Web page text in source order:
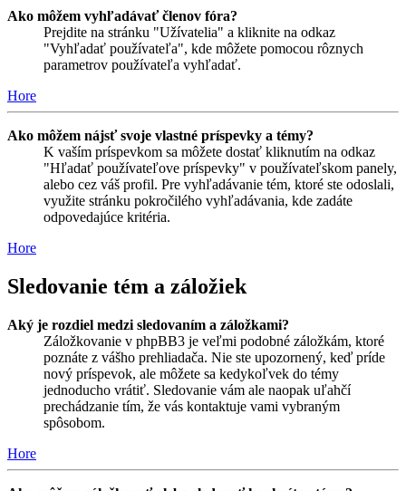
Ako môžem vyhľadávať členov fóra?
Prejdite na stránku "Užívatelia" a kliknite na odkaz
"Vyhľadať používateľa", kde môžete pomocou rôznych
parametrov používateľa vyhľadať.
Hore
Ako môžem nájsť svoje vlastné príspevky a témy?
K vaším príspevkom sa môžete dostať kliknutím na odkaz
"Hľadať používateľove príspevky" v používateľskom panely,
alebo cez váš profil. Pre vyhľadávanie tém, ktoré ste odoslali,
využite stránku pokročilého vyhľadávania, kde zadáte
odpovedajúce kritéria.
Hore
Sledovanie tém a záložiek
Aký je rozdiel medzi sledovaním a záložkami?
Záložkovanie v phpBB3 je veľmi podobné záložkám, ktoré
poznáte z vášho prehliadača. Nie ste upozornený, keď príde
nový príspevok, ale môžete sa kedykoľvek do témy
jednoducho vrátiť. Sledovanie vám ale naopak uľahčí
prechádzanie tím, že vás kontaktuje vami vybraným
spôsobom.
Hore